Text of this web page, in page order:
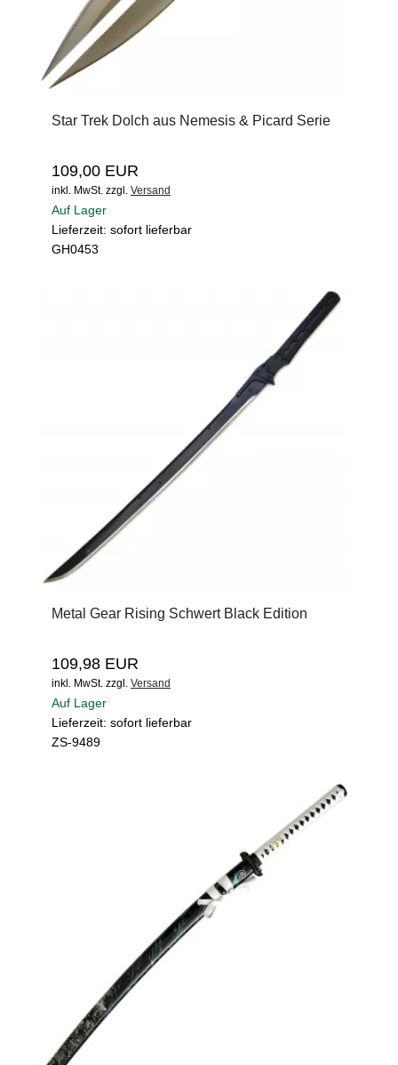
Star Trek Dolch aus Nemesis & Picard Serie
109,00 EUR
inkl. MwSt. zzgl. Versand
Auf Lager
Lieferzeit: sofort lieferbar
GH0453
Metal Gear Rising Schwert Black Edition
109,98 EUR
inkl. MwSt. zzgl. Versand
Auf Lager
Lieferzeit: sofort lieferbar
ZS-9489